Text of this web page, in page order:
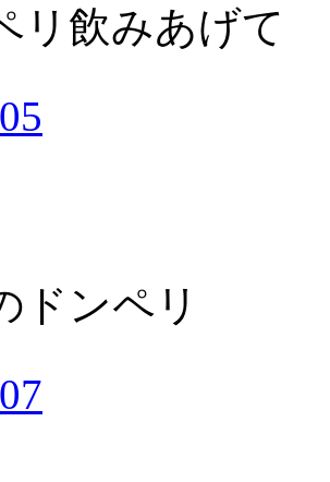
リ飲みあげて
ドンペリ